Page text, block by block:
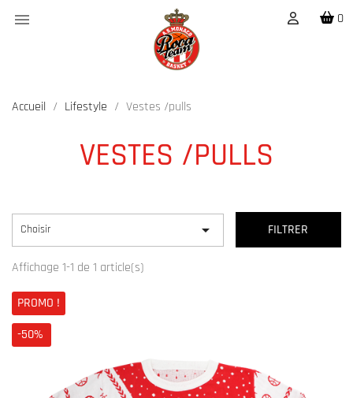
 0
Accueil Lifestyle Vestes /pulls
VESTES /PULLS
Choisir  FILTRER
Affichage 1-1 de 1 article(s)
PROMO !
-50%